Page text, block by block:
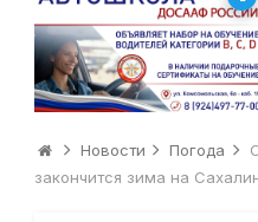
Новости Погода
закончится зима на